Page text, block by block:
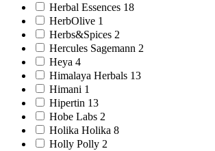
Herbal Essences 18
HerbOlive 1
Herbs&Spices 2
Hercules Sagemann 2
Heya 4
Himalaya Herbals 13
Himani 1
Hipertin 13
Hobe Labs 2
Holika Holika 8
Holly Polly 2